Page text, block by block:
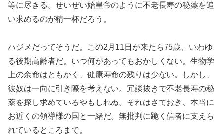
等に尽きる。せいぜい始皇帝のように不老長寿の秘薬を追
い求めるのが精一杯だろう。
ハジメだってそうだ。この2月11日が来たら75歳、いわゆ
る後期高齢者だ。いつ何があってもおかしくない。生物学
上の余命はともかく、健康寿命の残りは少ない。しかし、
彼奴は一向に引き際を考えない。冗談抜きで不老長寿の秘
薬を探し求めているやもしれぬ。それはさておき、本当に
お近くの領導様の国と一緒だ。無批判に跪く信者に支えら
れているところまで。